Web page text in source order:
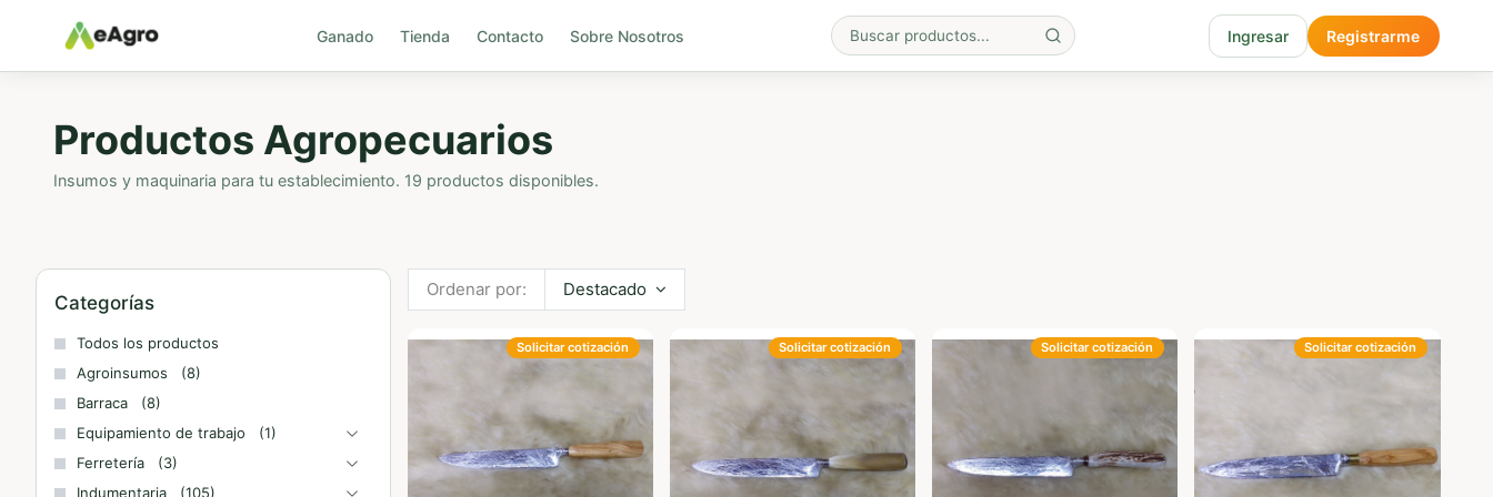
Ganado Tienda Contacto Sobre Nosotros Ingresar Registrarme
Productos Agropecuarios
Insumos y maquinaria para tu establecimiento. 19 productos disponibles.
Categorías
Todos los productos
Agroinsumos
(8)
Barraca
(8)
Equipamiento de trabajo
(1)
Ferretería
(3)
Indumentaria
(105)
Ordenar por: Destacado
Solicitar cotización Solicitar cotización Solicitar cotización Solicitar cotización